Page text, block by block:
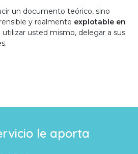
un documento teórico, sino
y realmente explotable en
usted mismo, delegar a sus
le aporta